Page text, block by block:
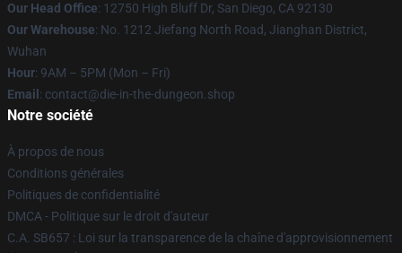
Our Head Office: 12750 High Bluff Dr, San Diego, CA 92130
Our Warehouse: No. 1212 Jiefang North Road, Jianghan District,
Wuhan
Hour: 9AM – 5PM (Mon – Fri)
Email : contact@die-in-the-dungeon.shop
Notre société
À propos de nous
Conditions générales
Politiques de confidentialité
DMCA - Politique sur le droit d'auteur
C.A. SB657 : Loi sur la transparence de la chaîne d'approvisionnement